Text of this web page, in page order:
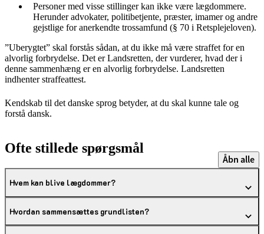
Personer med visse stillinger kan ikke være lægdommere.
Herunder advokater, politibetjente, præster, imamer og andre
gejstlige for anerkendte trossamfund (§ 70 i Retsplejeloven).
”Uberygtet” skal forstås sådan, at du ikke må være straffet for en
alvorlig forbrydelse. Det er Landsretten, der vurderer, hvad der i
denne sammenhæng er en alvorlig forbrydelse. Landsretten
indhenter straffeattest.
Kendskab til det danske sprog betyder, at du skal kunne tale og
forstå dansk.
Ofte stillede spørgsmål
Åbn alle
Hvem kan blive lægdommer?
Hvordan sammensættes grundlisten?